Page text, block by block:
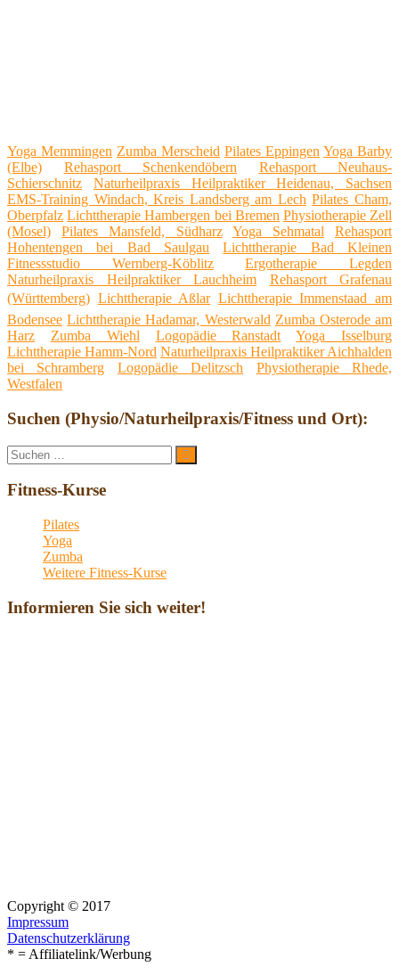
Yoga Memmingen Zumba Merscheid Pilates Eppingen Yoga Barby
(Elbe)
Rehasport Schenkendöbern
Rehasport Neuhaus-
Schierschnitz
Naturheilpraxis Heilpraktiker Heidenau, Sachsen
EMS-Training Windach, Kreis Landsberg am Lech Pilates Cham,
Oberpfalz Lichttherapie Hambergen bei Bremen Physiotherapie Zell
(Mosel)
Pilates Mansfeld, Südharz Yoga Sehmatal
Rehasport
Hohentengen bei Bad Saulgau
Lichttherapie Bad Kleinen
Fitnessstudio Wernberg-Köblitz
Ergotherapie Legden
Naturheilpraxis Heilpraktiker Lauchheim
Rehasport Grafenau
(Württemberg) Lichttherapie Aßlar Lichttherapie Immenstaad am
Bodensee Lichttherapie Hadamar, Westerwald Zumba Osterode am
Harz
Zumba Wiehl Logopädie Ranstadt
Yoga Isselburg
Lichttherapie Hamm-Nord Naturheilpraxis Heilpraktiker Aichhalden
bei Schramberg
Logopädie Delitzsch
Physiotherapie Rhede,
Westfalen
Suchen (Physio/Naturheilpraxis/Fitness und Ort):
Suche
nach:
Suchen
Fitness-Kurse
Pilates
Yoga
Zumba
Weitere Fitness-Kurse
Informieren Sie sich weiter!
Copyright © 2017
Impressum
Datenschutzerklärung
* = Affiliatelink/Werbung